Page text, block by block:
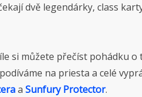
dvě legendárky, class
si můžete přečíst pohádku o
na priesta a celé
a Sunfury Protector.